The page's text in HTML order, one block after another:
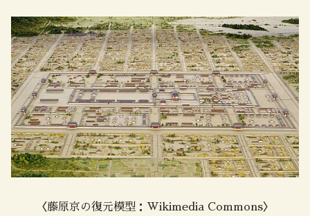
〈藤原京の復元模型：Wikimedia Commons〉